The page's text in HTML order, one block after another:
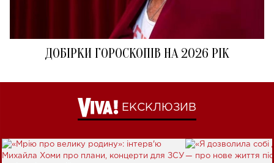
ДОБІРКИ ГОРОСКОПІВ НА 2026 РІК
ЕКСКЛЮЗИВ